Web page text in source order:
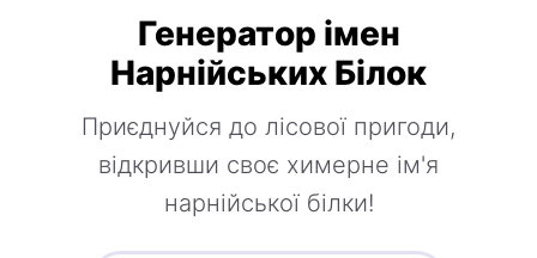
Генератор імен
Нарнійських Білок
Приєднуйся до лісової пригоди,
відкривши своє химерне ім'я
нарнійської білки!